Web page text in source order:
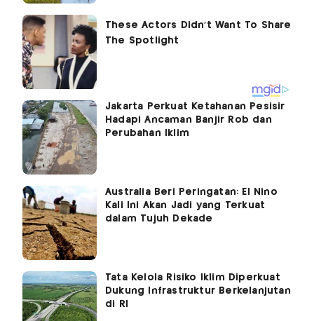
Jakarta Perkuat Ketahanan Pesisir
Hadapi Ancaman Banjir Rob dan
Perubahan Iklim
Australia Beri Peringatan: El Nino
Kali Ini Akan Jadi yang Terkuat
dalam Tujuh Dekade
Tata Kelola Risiko Iklim Diperkuat
Dukung Infrastruktur Berkelanjutan
di RI